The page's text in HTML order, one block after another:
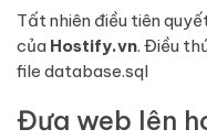
Tất nhiên điều tiên
của Hostify.vn. Điều
file database.sql
Đưa web lên